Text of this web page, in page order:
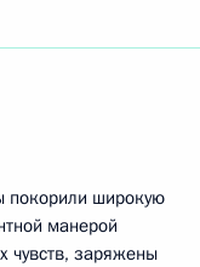
покорили широкую
манерой
чувств, заряжены